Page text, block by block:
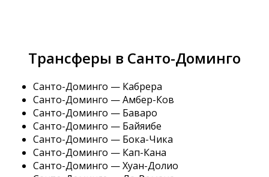
Трансферы в Санто-Доминго
Санто-Доминго — Кабрера
Санто-Доминго — Амбер-Ков
Санто-Доминго — Баваро
Санто-Доминго — Байяибе
Санто-Доминго — Бока-Чика
Санто-Доминго — Кап-Кана
Санто-Доминго — Хуан-Долио